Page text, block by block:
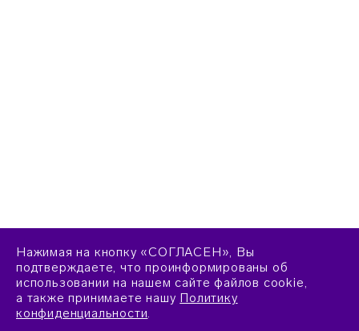
Нажимая на кнопку «СОГЛАСЕН», Вы
подтверждаете, что проинформированы об
использовании на нашем сайте файлов cookie,
а также принимаете нашу Политику
конфиденциальности.